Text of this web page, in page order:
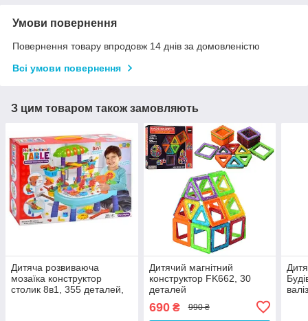
Умови повернення
Повернення товару впродовж 14 днів за домовленістю
Всі умови повернення
З цим товаром також замовляють
Дитяча розвиваюча
мозаїка конструктор
столик 8в1, 355 деталей,
Дитячий магнітний
конструктор FK662, 30
деталей
690₴ 990 ₴